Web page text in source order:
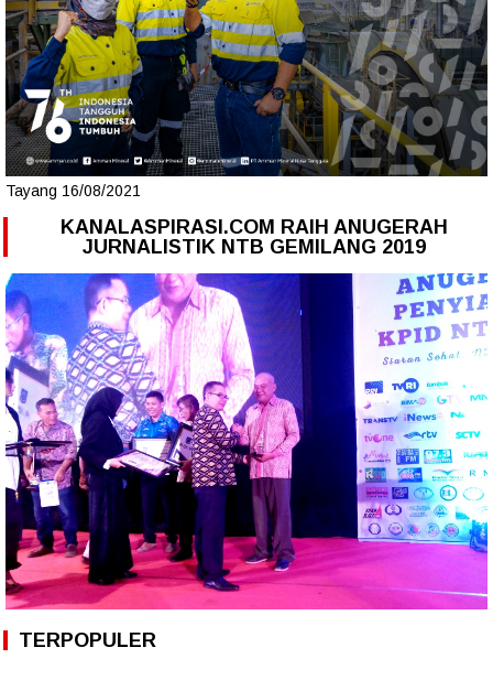
Tayang 16/08/2021
KANALASPIRASI.COM RAIH ANUGERAH
JURNALISTIK NTB GEMILANG 2019
TERPOPULER